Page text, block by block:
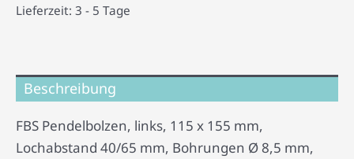
Lieferzeit: 3 - 5 Tage
Beschreibung
FBS Pendelbolzen, links, 115 x 155 mm,
Lochabstand 40/65 mm, Bohrungen Ø 8,5 mm,